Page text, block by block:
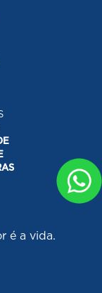
é a vida.